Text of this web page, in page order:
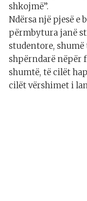
shkojmë”.
Ndërsa një pjesë e
përmbytura janë
studentore,
shpërndarë nëpër
shumtë, të cilët
cilët vërshimet i